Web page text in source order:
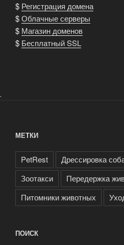
$ Регистрация домена
$Облачные серверы
$ Магазин доменов
$ Бесплатный SSL
.
МЕТКИ
PetRest Дрессировка
Зоотакси
Передержка
Питомники животных
ПОИСК